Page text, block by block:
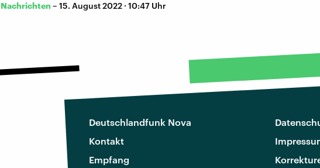
Nachrichten – 15. August 2022 · 10:47 Uhr
Deutschlandfunk Nova
Kontakt
Empfang